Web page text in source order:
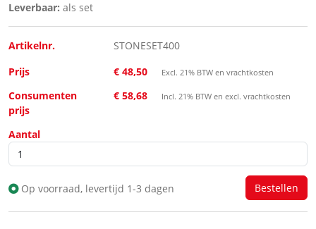
Leverbaar: als set
Artikelnr.
STONESET400
Prijs
€ 48,50 Excl. 21% BTW en vrachtkosten
Consumenten
prijs
€ 58,68 Incl. 21% BTW en excl. vrachtkosten
Aantal
Op voorraad, levertijd 1-3 dagen